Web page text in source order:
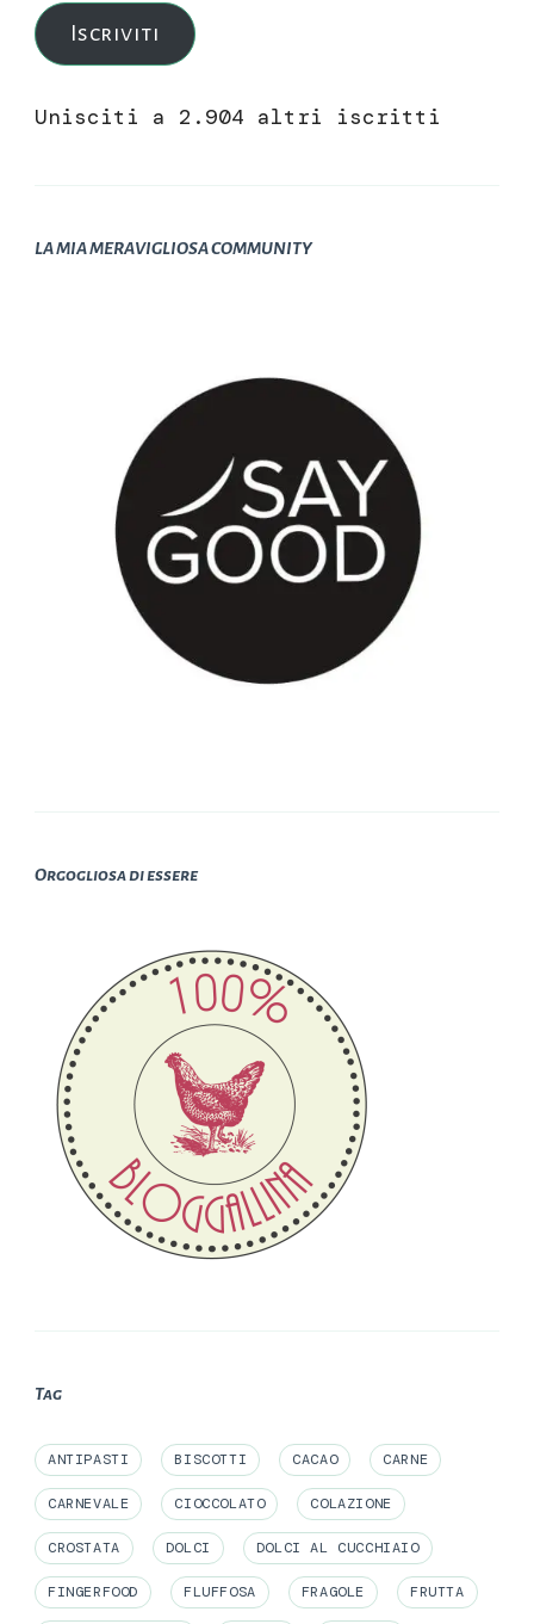
mail
Iscriviti
Unisciti a 2.904 altri iscritti
LA MIA MERAVIGLIOSA COMMUNITY
Orgogliosa di essere
Tag
ANTIPASTI BISCOTTI CACAO CARNE
CARNEVALE CIOCCOLATO COLAZIONE
CROSTATA DOLCI DOLCI AL CUCCHIAIO
FINGERFOOD FLUFFOSA FRAGOLE FRUTTA